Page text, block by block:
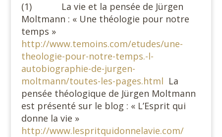
(1) La vie et la pensée de Jürgen
Moltmann : « Une théologie pour notre
temps »
http://www.temoins.com/etudes/une-
theologie-pour-notre-temps.-l-
autobiographie-de-jurgen-
moltmann/toutes-les-pages.html La
pensée théologique de Jürgen Moltmann
est présenté sur le blog : « L’Esprit qui
donne la vie »
http://www.lespritquidonnelavie.com/